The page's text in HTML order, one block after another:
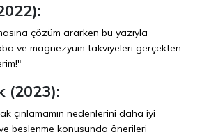
çözüm ararken bu yazıyla
ve magnezyum takviyeleri gerçekten
(2023):
çınlamamın nedenlerini daha iyi
beslenme konusunda önerileri